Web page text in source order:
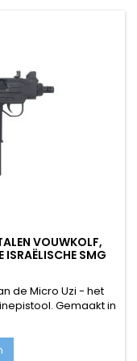
VOUWKOLF,
SMG
de Micro Uzi - het
Gemaakt in
met metalen
en veiligheid,
175-rd magazijn